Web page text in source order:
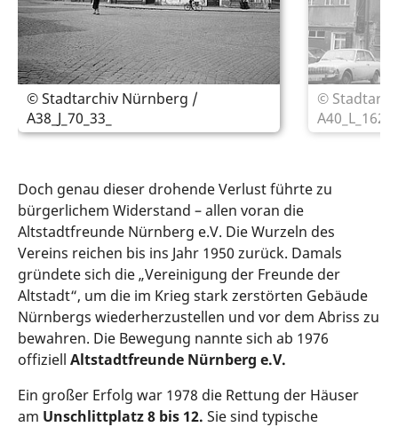
© Stadtarchiv Nürnberg /
A38_J_70_33_
©
Doch genau dieser drohende Verlust führte zu
bürgerlichem Widerstand – allen voran die
Altstadtfreunde Nürnberg e.V. Die Wurzeln des
Vereins reichen bis ins Jahr 1950 zurück. Damals
gründete sich die „Vereinigung der Freunde der
Altstadt“, um die im Krieg stark zerstörten Gebäude
Nürnbergs wiederherzustellen und vor dem Abriss zu
bewahren. Die Bewegung nannte sich ab 1976
offiziell Altstadtfreunde Nürnberg e.V.
Ein großer Erfolg war 1978 die Rettung der Häuser
am Unschlittplatz 8 bis 12. Sie sind typische